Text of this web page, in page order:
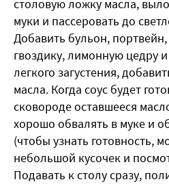
столовую ложку масла,
муки и пассеровать до
Добавить бульон,
гвоздику, лимонную цедру
легкого загустения,
масла. Когда соус будет
сковороде оставшееся
хорошо обвалять в муке и
(чтобы узнать готовность,
небольшой кусочек и
Подавать к столу сразу,